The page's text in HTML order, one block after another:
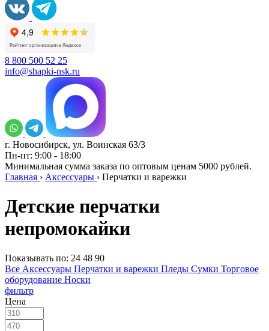
8 800 500 52 25
info@shapki-nsk.ru
г. Новосибирск, ул. Воинская 63/3
Пн-пт: 9:00 - 18:00
Минимальная сумма заказа по оптовым ценам 5000 рублей.
Главная › Аксессуары › Перчатки и варежки
Детские перчатки
непромокайки
Показывать по: 24 48 90
Все Аксессуары Перчатки и варежки Пледы Сумки Торговое
оборудование Носки
фильтр
Цена